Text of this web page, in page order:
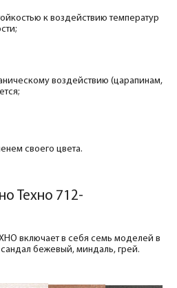
к воздействию температур
воздействию (царапинам,
своего цвета.
Техно 712-
включает в себя семь моделей в
сандал бежевый, миндаль, грей.